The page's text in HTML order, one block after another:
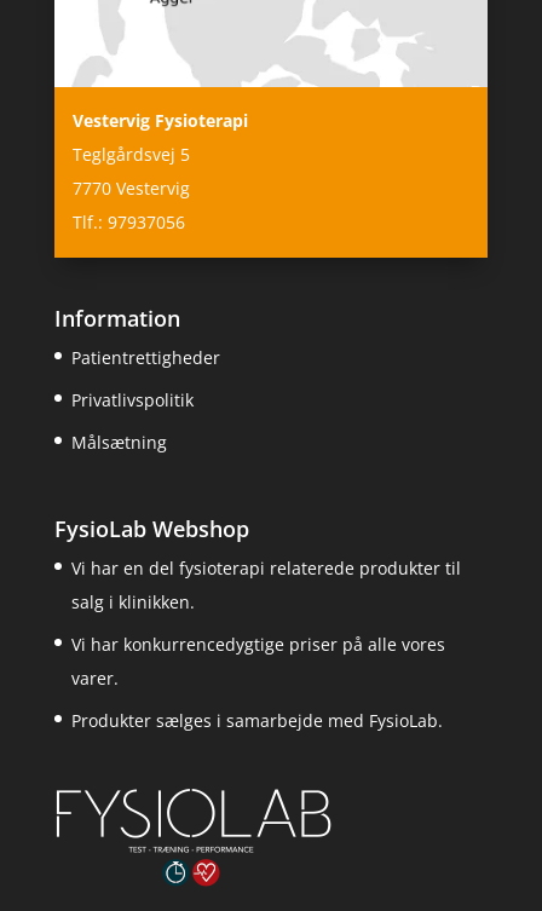
Vestervig Fysioterapi
Teglgårdsvej 5
7770 Vestervig
Tlf.: 97937056
Information
Patientrettigheder
Privatlivspolitik
Målsætning
FysioLab Webshop
Vi har en del fysioterapi relaterede produkter til
salg i klinikken.
Vi har konkurrencedygtige priser på alle vores
varer.
Produkter sælges i samarbejde med FysioLab.